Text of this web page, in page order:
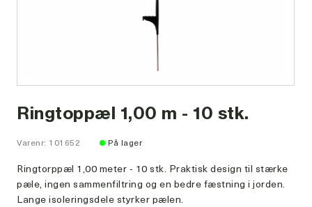
Ringtoppæl 1,00 m - 10 stk.
Varenr: 101652 På lager
Ringtorppæl 1,00 meter - 10 stk. Praktisk design til stærke
pæle, ingen sammenfiltring og en bedre fæstning i jorden.
Lange isoleringsdele styrker pælen.